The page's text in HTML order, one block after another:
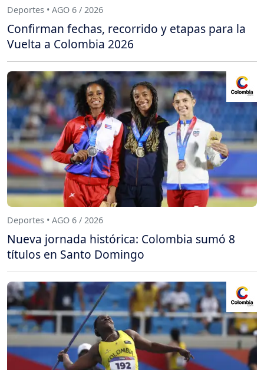
Deportes • AGO 6 / 2026
Confirman fechas, recorrido y etapas para la
Vuelta a Colombia 2026
Deportes • AGO 6 / 2026
Nueva jornada histórica: Colombia sumó 8
títulos en Santo Domingo